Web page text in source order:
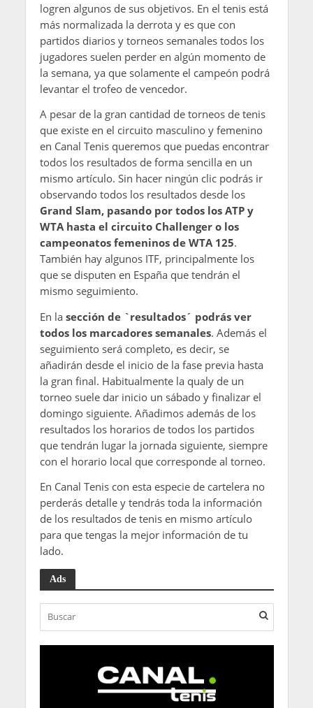
logren algunos de sus objetivos. En el tenis está
más normalizada la derrota y es que con
partidos diarios y torneos semanales todos los
jugadores suelen perder en algún momento de
la semana, ya que solamente el campeón podrá
levantar el trofeo de vencedor.
A pesar de la gran cantidad de torneos de tenis
que existe en el circuito masculino y femenino
en Canal Tenis queremos que puedas encontrar
todos los resultados de forma sencilla en un
mismo artículo. Sin hacer ningún clic podrás ir
observando todos los resultados desde los
Grand Slam, pasando por todos los ATP y
WTA hasta el circuito Challenger o los
campeonatos femeninos de WTA 125.
También hay algunos ITF, principalmente los
que se disputen en España que tendrán el
mismo seguimiento.
En la sección de `resultados´ podrás ver
todos los marcadores semanales. Además el
seguimiento será completo, es decir, se
añadirán desde el inicio de la fase previa hasta
la gran final. Habitualmente la qualy de un
torneo suele dar inicio un sábado y finalizar el
domingo siguiente. Añadimos además de los
resultados los horarios de todos los partidos
que tendrán lugar la jornada siguiente, siempre
con el horario local que corresponde al torneo.
En Canal Tenis con esta especie de cartelera no
perderás detalle y tendrás toda la información
de los resultados de tenis en mismo artículo
para que tengas la mejor información de tu
lado.
Ads